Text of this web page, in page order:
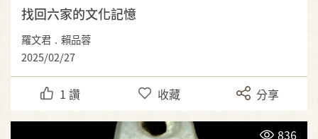
找回六家的文化記憶
羅文君．賴品蓉
2025/02/27
1 讚 收藏 分享
836